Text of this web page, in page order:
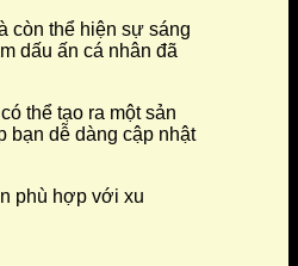
còn thể hiện sự sáng
dấu ấn cá nhân đã
thể tạo ra một sản
bạn dễ dàng cập nhật
phù hợp với xu